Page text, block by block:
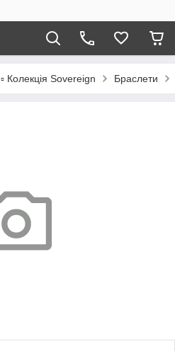
▫️ Колекція Sovereign Браслети